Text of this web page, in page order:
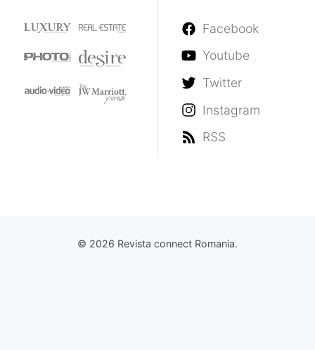
Facebook
Youtube
Twitter
Instagram
RSS
© 2026 Revista connect Romania.